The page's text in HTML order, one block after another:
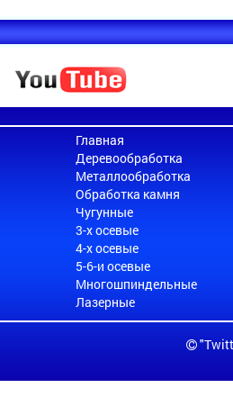
Главная
Деревообработка
Металлообработка
Обработка камня
Чугунные
3-х осевые
4-х осевые
5-6-и осевые
Многошпиндельные
Лазерные